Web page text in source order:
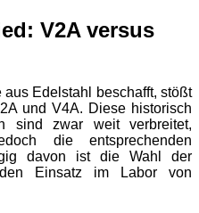
V2A versus
Edelstahl beschafft, stößt
und V4A. Diese historisch
sind zwar weit verbreitet,
die entsprechenden
davon ist die Wahl der
Einsatz im Labor von